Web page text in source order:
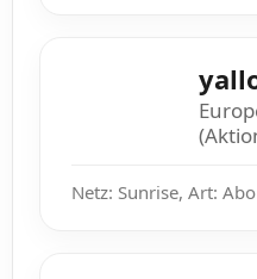
Netz: Sunrise, Art: Abo